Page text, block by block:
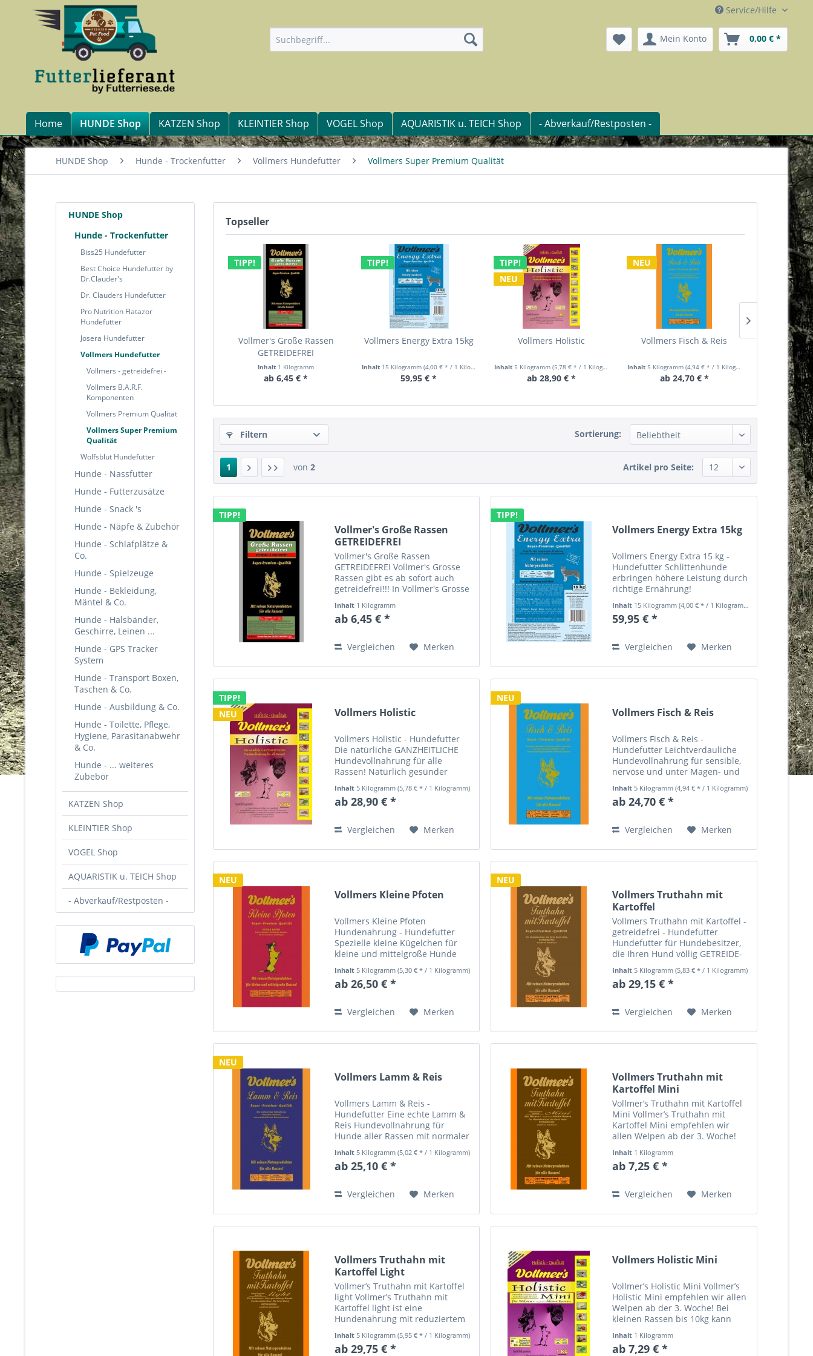
Service/Hilfe
Mein Konto 0,00 € *
Home HUNDE Shop KATZEN Shop KLEINTIER Shop VOGEL Shop AQUARISTIK u. TEICH Shop - Abverkauf/Restposten -
HUNDE Shop Hunde - Trockenfutter Vollmers Hundefutter Vollmers Super Premium Qualität
HUNDE Shop
Hunde - Trockenfutter
Biss25 Hundefutter
Best Choice Hundefutter by
Dr.Clauder's
Dr. Clauders Hundefutter
Pro Nutrition Flatazor
Hundefutter
Josera Hundefutter
Vollmers Hundefutter
Vollmers - getreidefrei -
Vollmers B.A.R.F.
Komponenten
Vollmers Premium Qualität
Vollmers Super Premium
Qualität
Wolfsblut Hundefutter
Hunde - Nassfutter
Hunde - Futterzusätze
Hunde - Snack 's
Hunde - Näpfe & Zubehör
Hunde - Schlafplätze &
Co.
Hunde - Spielzeuge
Hunde - Bekleidung,
Mäntel & Co.
Hunde - Halsbänder,
Geschirre, Leinen ...
Hunde - GPS Tracker
System
Hunde - Transport Boxen,
Taschen & Co.
Hunde - Ausbildung & Co.
Hunde - Toilette, Pflege,
Hygiene, Parasitanabwehr
& Co.
Hunde - ... weiteres
Zubebör
KATZEN Shop
KLEINTIER Shop
VOGEL Shop
AQUARISTIK u. TEICH Shop
- Abverkauf/Restposten -
Topseller
TIPP!
Vollmer's Große Rassen
GETREIDEFREI
Inhalt 1 Kilogramm
ab 6,45 € *
TIPP!
Vollmers Energy Extra 15kg
Inhalt 15 Kilogramm (4,00 € * / 1 Kilogramm)
59,95 € *
TIPP!
NEU
Vollmers Holistic
Inhalt 5 Kilogramm (5,78 € * / 1 Kilogramm)
ab 28,90 € *
NEU
Vollmers Fisch & Reis
Inhalt 5 Kilogramm (4,94 € * / 1 Kilogramm)
ab 24,70 € *
Vollmers
5
ab
Filtern Sortierung:
1 von 2 Artikel pro Seite:
TIPP!
Vollmer's Große Rassen
GETREIDEFREI
Vollmer's Große Rassen
GETREIDEFREI Vollmer's Grosse
Rassen gibt es ab sofort auch
getreidefrei!!! In Vollmer's Grosse
wir Kartoffeln und viel Gemüse
anstelle von Getreide.In
Anteil...
Inhalt 1 Kilogramm
ab 6,45 € *
Vergleichen Merken
TIPP!
Vollmers Energy Extra 15kg
Vollmers Energy Extra 15 kg -
Hundefutter Schlittenhunde
erbringen höhere Leistung durch
richtige Ernährung!
Ländern der Welt an Popularität
zugenommen. Für diese Rennen
Rassen zum...
Inhalt 15 Kilogramm(4,00 € * / 1 Kilogramm)
59,95 € *
Vergleichen Merken
TIPP!
NEU
Vollmers Holistic
Vollmers Holistic - Hundefutter
Die natürliche GANZHEITLICHE
Hundevollnahrung für alle
Rassen! Natürlich gesünder
Lammfleisch) außergewöhnliche
Zutaten (Kräuter, Gewürze,
Inhalt 5 Kilogramm(5,78 € * / 1 Kilogramm)
ab 28,90 € *
Vergleichen Merken
NEU
Vollmers Fisch & Reis
Vollmers Fisch & Reis -
Hundefutter Leichtverdauliche
Hundevollnahrung für sensible,
nervöse und unter Magen- und
leidende Hunde! Vollmers Fisch &
Reis ist speziell für sensible und
normale...
Inhalt 5 Kilogramm(4,94 € * / 1 Kilogramm)
ab 24,70 € *
Vergleichen Merken
NEU
Vollmers Kleine Pfoten
Vollmers Kleine Pfoten
Hundenahrung - Hundefutter
Spezielle kleine Kügelchen für
kleine und mittelgroße Hunde
Aktivität! Vollmers Kleine Pfoten
ist eine ausgewogene
und...
Inhalt5 Kilogramm(5,30 € * / 1 Kilogramm)
ab 26,50 € *
Vergleichen Merken
NEU
Vollmers Truthahn mit
Kartoffel
Vollmers Truthahn mit Kartoffel -
getreidefrei - Hundefutter
Hundefutter für Hundebesitzer,
die Ihren Hund völlig GETREIDE-
möchten! Für anspruchsvolle
Hunde ist Truthahnfleisch durch
Inhalt5 Kilogramm(5,83 € * / 1 Kilogramm)
ab 29,15 € *
Vergleichen Merken
NEU
Vollmers Lamm & Reis
Vollmers Lamm & Reis -
Hundefutter Eine echte Lamm &
Reis Hundevollnahrung für
Hunde aller Rassen mit normaler
Lamm- und 30 % Geflügelanteil,
im Getreideanteil 50 % Reis. Das
Inhalt5 Kilogramm(5,02 € * / 1 Kilogramm)
ab 25,10 € *
Vergleichen Merken
Vollmers Truthahn mit
Kartoffel Mini
Vollmer’s Truthahn mit Kartoffel
Mini Vollmer’s Truthahn mit
Kartoffel Mini empfehlen wir
allen Welpen ab der 3. Woche!
nach der Welpen- und Juniorzeit
(ab 12 Monate) weiter lebenslang
Inhalt 1 Kilogramm
ab 7,25 € *
Vergleichen Merken
Vollmers Truthahn mit
Kartoffel Light
Vollmer’s Truthahn mit Kartoffel
light Vollmer’s Truthahn mit
Kartoffel light ist eine
Hundenahrung mit reduziertem
besonderen Zutaten ist eine für
alternde Hunde sehr wichtige
Inhalt 5 Kilogramm(5,95 € * / 1 Kilogramm)
ab 29,75 € *
Vollmers Holistic Mini
Vollmer’s Holistic Mini Vollmer’s
Holistic Mini empfehlen wir allen
Welpen ab der 3. Woche! Bei
kleinen Rassen bis 10kg kann
(ab 12 Monate) weiter lebenslang
gefüttert werden. Bei Welpen
Inhalt 1 Kilogramm
ab 7,29 € *